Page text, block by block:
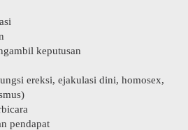
keputusan
ereksi, ejakulasi dini, homosex,
pendapat